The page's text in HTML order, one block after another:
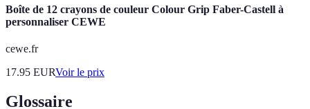
Boîte de 12 crayons de couleur Colour Grip Faber-Castell à
personnaliser CEWE
cewe.fr
17.95 EURVoir le prix
Glossaire